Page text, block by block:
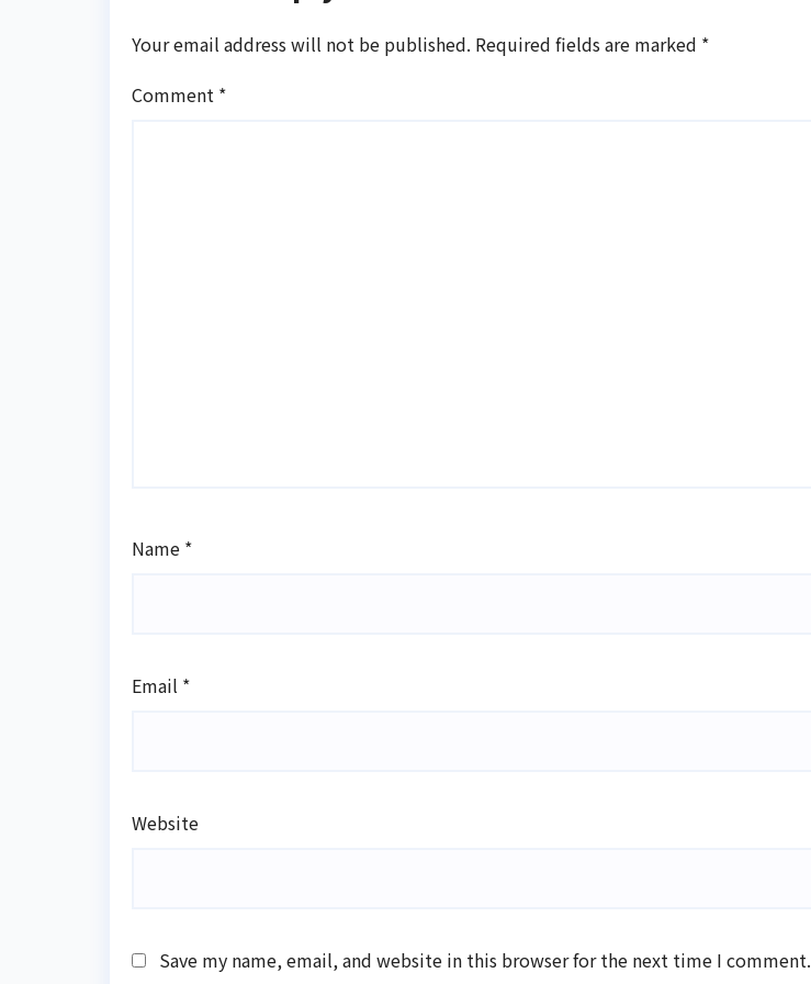
Your email address will not be published. Required fields are marked *
Comment *
Name *
Email *
Website
Save my name, email, and website in this browser for the next time I comment.